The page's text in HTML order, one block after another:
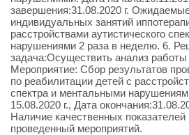
завершения:31.08.2020 г.
индивидуальных занятий
расстройствами аутистического
нарушениями 2 раза в неделю. 6.
задача:Осуществить анализ работы
Мероприятие: Сбор результатов
по реабилитации детей с
спектра и ментальными
15.08.2020 г., Дата
Наличие качественных показателей
проведенный мероприятий.